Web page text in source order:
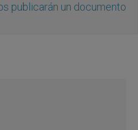
publicarán un documento